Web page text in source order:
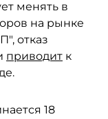
менять в
на рынке
отказ
приводит к
18